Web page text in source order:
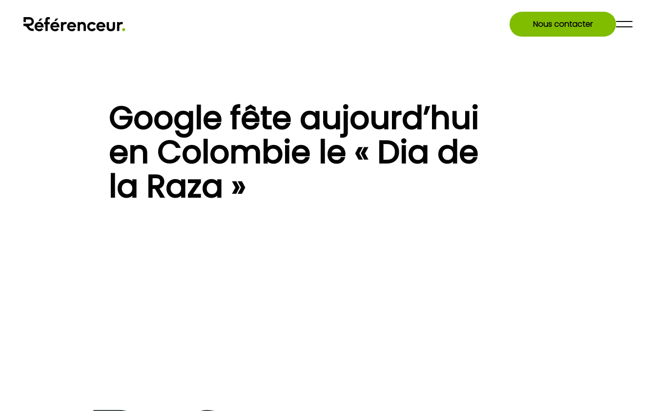
Nous contacter
Google fête aujourd’hui
en Colombie le « Dia de
la Raza »